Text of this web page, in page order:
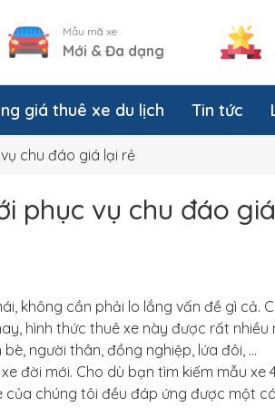
Mẫu mã xe
Mới & Đa dạng
giá thuê xe du lịch Tin tức
chu đáo giá lại rẻ
phục vụ chu đáo
không cần phải lo lắng vấn đề gì cả.
hình thức thuê xe này được rất nhiều
người thân, đồng nghiệp, lứa đôi, …
đời mới. Cho dù bạn tìm kiếm mẫu xe
của chúng tôi đều đáp ứng được một